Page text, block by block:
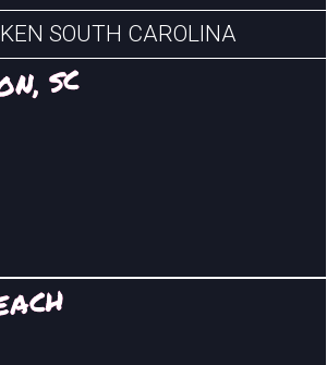
SOUTH CAROLINA
SC